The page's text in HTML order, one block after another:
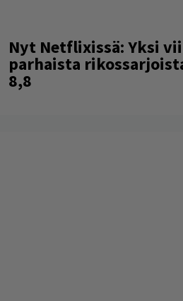
Nyt Netflixissä: Yksi
parhaista
8,8